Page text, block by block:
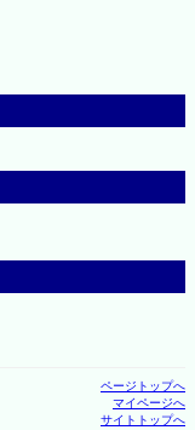
ページトップへ
マイページへ
サイトトップへ